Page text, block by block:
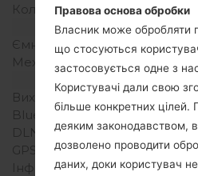
Кольори екрану
Акамулятор і
Ємність акумулятора
Механічна клавіатура
Вихід для аудіо
Bluetooth
DLNA
GPS
Інфрачервоний порт
Ні
Правова основа обробки
Власник може обробляти
що стосуються
застосовується одне з
Користувачі дали свою
більше конкретних цілей.
деяким законодавством,
дозволено проводити
даних, доки користувач